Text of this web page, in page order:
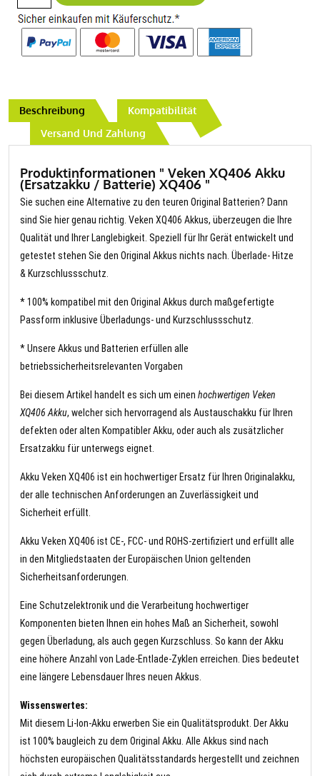
Beschreibung
Kompatibilität
Versand Und Zahlung
Produktinformationen " Veken XQ406 Akku
(Ersatzakku / Batterie) XQ406 "
Sie suchen eine Alternative zu den teuren Original Batterien? Dann
sind Sie hier genau richtig. Veken XQ406 Akkus, überzeugen die Ihre
Qualität und Ihrer Langlebigkeit. Speziell für Ihr Gerät entwickelt und
getestet stehen Sie den Original Akkus nichts nach. Überlade- Hitze
& Kurzschlussschutz.
* 100% kompatibel mit den Original Akkus durch maßgefertigte
Passform inklusive Überladungs- und Kurzschlussschutz.
* Unsere Akkus und Batterien erfüllen alle
betriebssicherheitsrelevanten Vorgaben
Bei diesem Artikel handelt es sich um einen hochwertigen Veken
XQ406 Akku, welcher sich hervorragend als Austauschakku für Ihren
defekten oder alten Kompatibler Akku, oder auch als zusätzlicher
Ersatzakku für unterwegs eignet.
Akku Veken XQ406 ist ein hochwertiger Ersatz für Ihren Originalakku,
der alle technischen Anforderungen an Zuverlässigkeit und
Sicherheit erfüllt.
Akku Veken XQ406 ist CE-, FCC- und ROHS-zertifiziert und erfüllt alle
in den Mitgliedstaaten der Europäischen Union geltenden
Sicherheitsanforderungen.
Eine Schutzelektronik und die Verarbeitung hochwertiger
Komponenten bieten Ihnen ein hohes Maß an Sicherheit, sowohl
gegen Überladung, als auch gegen Kurzschluss. So kann der Akku
eine höhere Anzahl von Lade-Entlade-Zyklen erreichen. Dies bedeutet
eine längere Lebensdauer Ihres neuen Akkus.
Wissenswertes:
Mit diesem Li-Ion-Akku erwerben Sie ein Qualitätsprodukt. Der Akku
ist 100% baugleich zu dem Original Akku. Alle Akkus sind nach
höchsten europäischen Qualitätsstandards hergestellt und zeichnen